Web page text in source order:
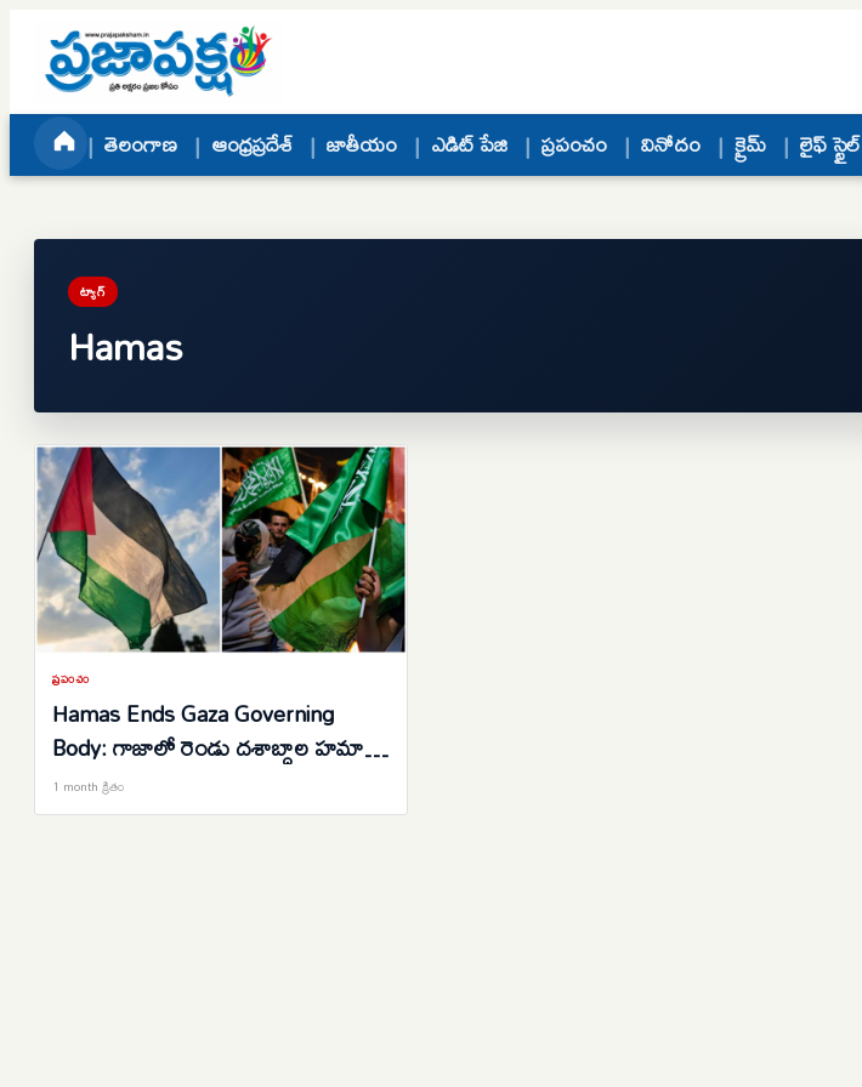
Skip to content
తెలంగాణ ఆంధ్రప్రదేశ్ జాతీయం ఎడిట్ పేజి ప్రపంచం వినోదం క్రైమ్ లైఫ్ స్టైల్
ట్యాగ్
Hamas
ప్రపంచం
Hamas Ends Gaza Governing
Body: గాజాలో రెండు దశాబ్దాల హమాస్‌
పాలనకు ముగింపు..పాలనా వ్యవస్థ రద్దు
చేస్తున్నట్లు అధికారిక ప్రకటన..
1 month క్రితం